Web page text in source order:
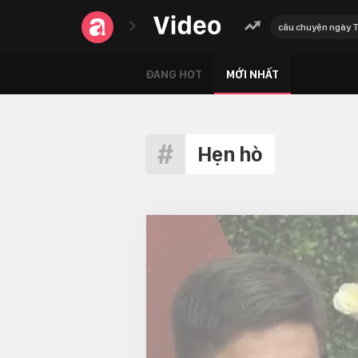
câu chuyện ngày
ĐANG HOT MỚI NHẤT
Hẹn hò